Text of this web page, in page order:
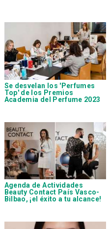
Se desvelan los 'Perfumes
Top' de los Premios
Academia del Perfume 2023
Agenda de Actividades
Beauty Contact País Vasco-
Bilbao, ¡el éxito a tu alcance!